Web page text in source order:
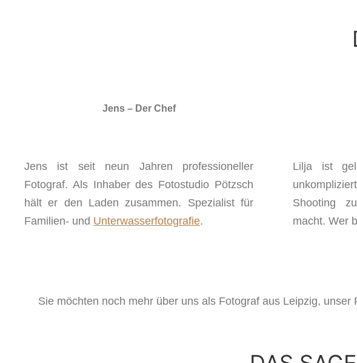
Jens – Der Chef
Jens ist seit neun Jahren professioneller
Fotograf. Als Inhaber des Fotostudio Pötzsch
hält er den Laden zusammen. Spezialist für
Familien- und Unterwasserfotografie.
Lilja ist
Shooting
macht. Wer
Sie möchten noch mehr über uns als Fotograf aus Leipzig,